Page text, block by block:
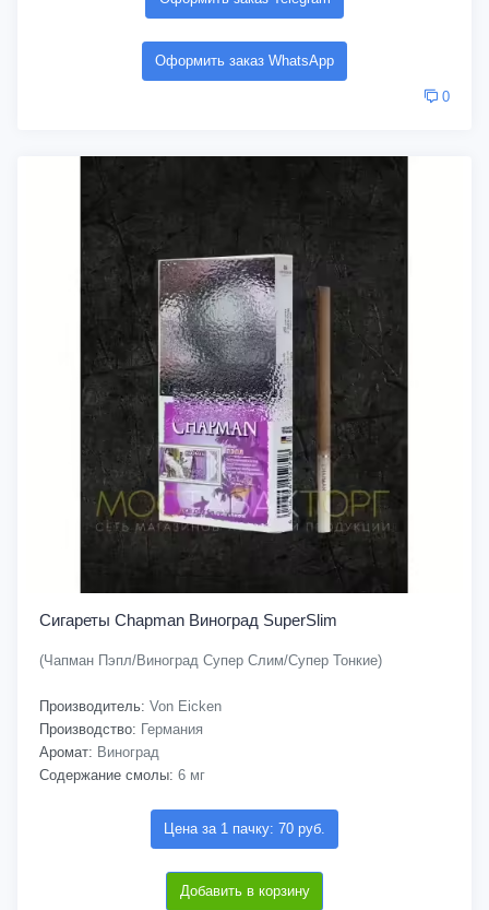
Оформить заказ WhatsApp
0
Сигареты Chapman Виноград SuperSlim
(Чапман Пэпл/Виноград Супер Слим/Супер Тонкие)
Производитель: Von Eicken
Производство: Германия
Аромат: Виноград
Содержание смолы: 6 мг
Цена за 1 пачку: 70 руб.
Добавить в корзину